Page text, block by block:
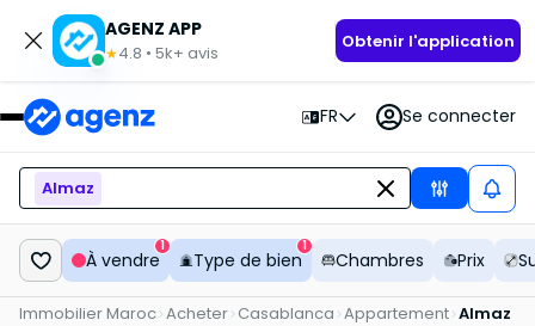
AGENZ APP
★4.8 • 5k+ avis
Obtenir l'application
FR Se connecter
Almaz
À vendre
1
Type de bien
1
Chambres Prix
Immobilier Maroc Acheter Casablanca Appartement Almaz